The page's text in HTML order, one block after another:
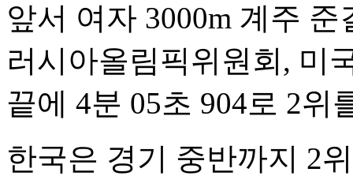
앞서 여자 3000m 계주
러시아올림픽위원회, 미
끝에 4분 05초 904로 2위
한국은 경기 중반까지 2